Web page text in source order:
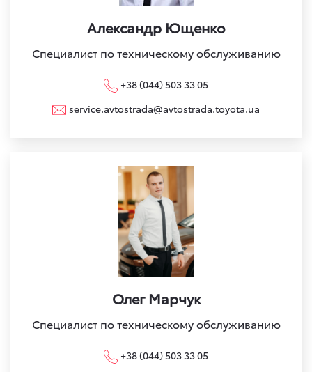
Александр Ющенко
Специалист по техническому обслуживанию
+38 (044) 503 33 05
service.avtostrada@avtostrada.toyota.ua
Олег Марчук
Специалист по техническому обслуживанию
+38 (044) 503 33 05